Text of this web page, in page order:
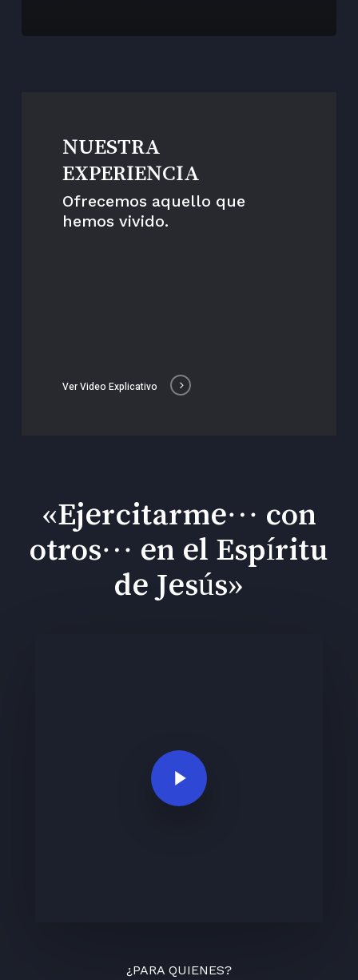
NUESTRA
EXPERIENCIA
Ofrecemos aquello que
hemos vivido.
Ver Video Explicativo
«Ejercitarme… con
otros… en el Espíritu
de Jesús»
Play Video
¿PARA QUIENES?